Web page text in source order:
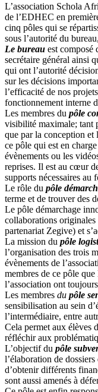
L’association Schola
de l’EDHEC en
cinq pôles qui se
sous l’autorité du
Le bureau est composé
secrétaire général ainsi
qui ont l’autorité
sur les décisions
l’efficacité de nos
fonctionnement interne
Les membres du pôle
visibilité maximale; tant
que par la conception et
ce pôle qui est en
évènements ou les
reprises. Il est au cœur
supports nécessaires au
Le rôle du pôle
terme et de trouver des
Le pôle démarchage
collaborations originales
partenariat Zegive) et
La mission du pôle
l’organisation des trois
évènements de
membres de ce pôle
l’association ont
Les membres du pôle
sensibilisation au sein
l’intermédiaire, entre
Cela permet aux élèves
réfléchir aux
L’objectif du pôle
l’élaboration de
d’obtenir différents
sont aussi amenés à